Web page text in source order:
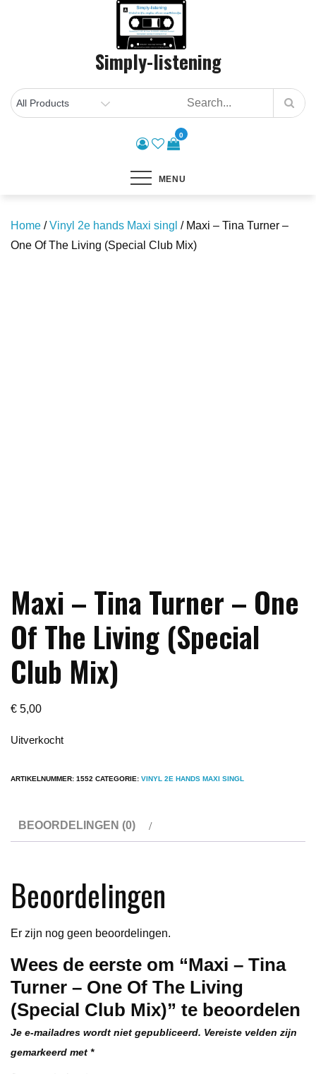
Simply-listening
0
MENU
Home /Vinyl 2e hands Maxi singl / Maxi – Tina Turner –
One Of The Living (Special Club Mix)
Maxi – Tina Turner – One
Of The Living (Special
Club Mix)
€ 5,00
Uitverkocht
ARTIKELNUMMER: 1552 CATEGORIE: VINYL 2E HANDS MAXI SINGL
BEOORDELINGEN (0)
Beoordelingen
Er zijn nog geen beoordelingen.
Wees de eerste om “Maxi – Tina
Turner – One Of The Living
(Special Club Mix)” te beoordelen
Je e-mailadres wordt niet gepubliceerd. Vereiste velden zijn
gemarkeerd met *